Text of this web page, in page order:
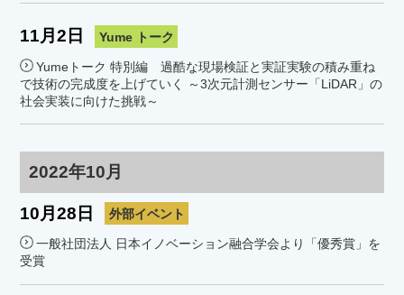
11月2日 Yume トーク
Yumeトーク 特別編 過酷な現場検証と実証実験の積み重ね
で技術の完成度を上げていく ～3次元計測センサー「LiDAR」の
社会実装に向けた挑戦～
2022年10月
10月28日 外部イベント
一般社団法人 日本イノベーション融合学会より「優秀賞」を
受賞